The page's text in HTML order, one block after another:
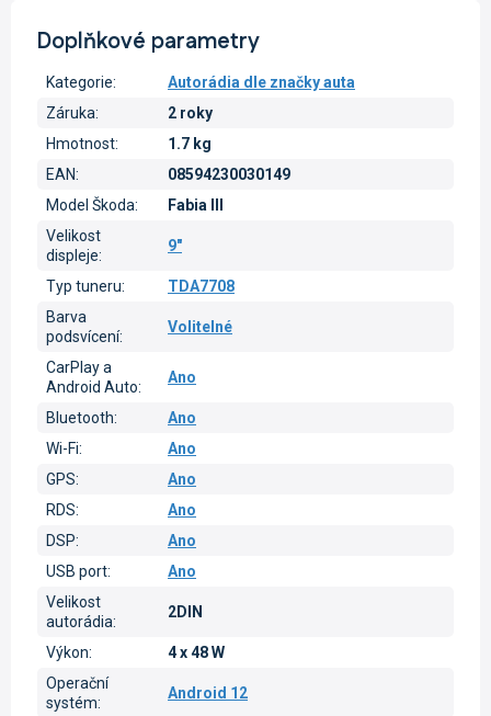
Doplňkové parametry
Kategorie:
Autorádia dle značky auta
Záruka:
2 roky
Hmotnost:
1.7 kg
EAN:
08594230030149
Model Škoda:
Fabia III
Velikost
displeje:
9"
Typ tuneru:
TDA7708
Barva
podsvícení:
Volitelné
CarPlay a
Android Auto:
Ano
Bluetooth:
Ano
Wi-Fi:
Ano
GPS:
Ano
RDS:
Ano
DSP:
Ano
USB port:
Ano
Velikost
autorádia:
2DIN
Výkon:
4 x 48 W
Operační
systém:
Android 12